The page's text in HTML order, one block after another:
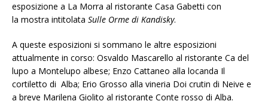
esposizione a La Morra al ristorante Casa Gabetti con
la mostra intitolata Sulle Orme di Kandisky.
A queste esposizioni si sommano le altre esposizioni
attualmente in corso: Osvaldo Mascarello al ristorante Ca del
lupo a Montelupo albese; Enzo Cattaneo alla locanda Il
cortiletto di Alba; Erio Grosso alla vineria Doi crutin di Neive e
a breve Marilena Giolito al ristorante Conte rosso di Alba.